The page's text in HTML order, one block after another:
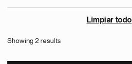
Limpiar todo
Showing 2 results